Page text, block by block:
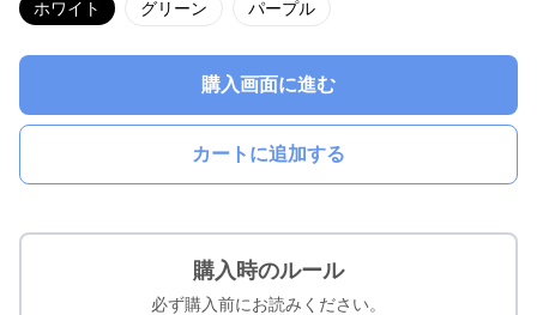
ホワイト グリーン パープル
購入画面に進む
カートに追加する
購入時のルール
必ず購入前にお読みください。